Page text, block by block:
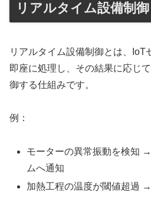
リアルタイム設備制
リアルタイム設備制御とは、IoT
即座に処理し、その結果に応じ
御する仕組みです。
例：
モーターの異常振動を検知
ムへ通知
加熱工程の温度が閾値超過